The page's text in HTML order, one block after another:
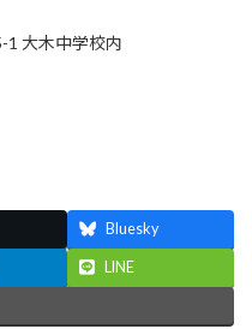
大木中学校内
Bluesky
LINE